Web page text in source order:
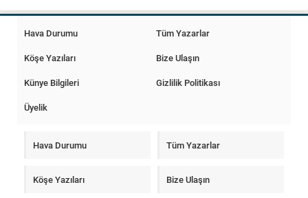
Hava Durumu
Tüm Yazarlar
Köşe Yazıları
Bize Ulaşın
Künye Bilgileri
Gizlilik Politikası
Üyelik
Hava Durumu Tüm Yazarlar
Köşe Yazıları Bize Ulaşın